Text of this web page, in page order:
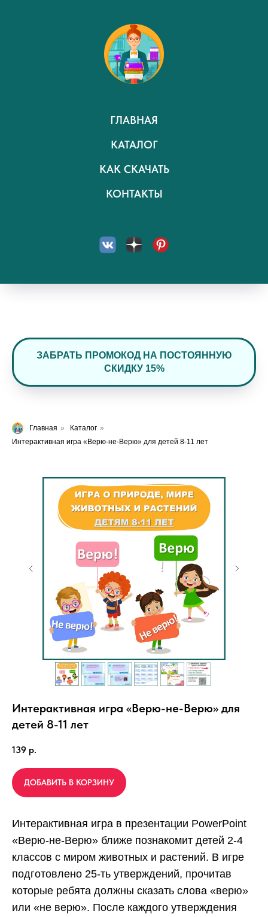
ГЛАВНАЯ
КАТАЛОГ
КАК СКАЧАТЬ
КОНТАКТЫ
ЗАБРАТЬ ПРОМОКОД НА ПОСТОЯННУЮ
СКИДКУ 15%
Главная » Каталог »
Интерактивная игра «Верю-не-Верю» для детей 8-11 лет
Интерактивная игра «Верю-не-Верю» для
детей 8-11 лет
139 р.
ДОБАВИТЬ В КОРЗИНУ
Интерактивная игра в презентации PowerPoint
«Верю-не-Верю» ближе познакомит детей 2-4
классов с миром животных и растений. В игре
подготовлено 25-ть утверждений, прочитав
которые ребята должны сказать слова «верю»
или «не верю». После каждого утверждения